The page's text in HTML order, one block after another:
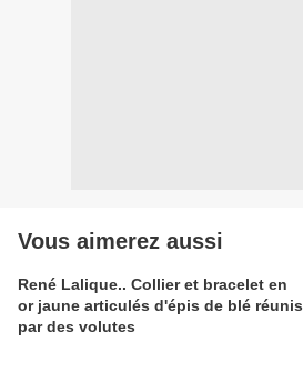
Vous aimerez aussi
René Lalique.. Collier et bracelet en
or jaune articulés d'épis de blé réunis
par des volutes